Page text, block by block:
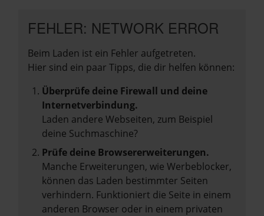
FEHLER: NETWORK ERROR
Beim Laden ist ein Fehler aufgetreten.
Hier sind ein paar Tipps, die dir helfen können:
Überprüfe deine Firewall und deine
Internetverbindung.
Laden andere Webseiten, zum Beispiel
deine Suchmaschine?
Prüfe deine Browsererweiterungen.
Manche Erweiterungen, wie Werbeblocker,
können das Laden bestimmter Seiten
verhindern. Funktioniert die Seite in einem
anderen Browser oder in einem privaten